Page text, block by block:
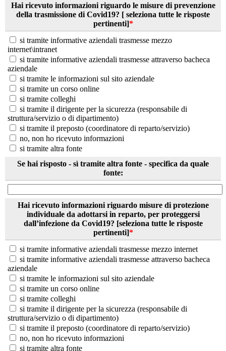
Hai ricevuto informazioni riguardo le misure di prevenzione
della trasmissione di Covid19? [ seleziona tutte le risposte
pertinenti]*
si tramite informative aziendali trasmesse mezzo
internet\intranet
si tramite informative aziendali trasmesse attraverso bacheca
aziendale
si tramite le informazioni sul sito aziendale
si tramite un corso online
si tramite colleghi
si tramite il dirigente per la sicurezza (responsabile di
struttura/servizio o di dipartimento)
si tramite il preposto (coordinatore di reparto/servizio)
no, non ho ricevuto informazioni
si tramite altra fonte
Se hai risposto - sì tramite altra fonte - specifica da quale
fonte:
Hai ricevuto informazioni riguardo misure di protezione
individuale da adottarsi in reparto, per proteggersi
dall’infezione da Covid19? [seleziona tutte le risposte
pertinenti]*
si tramite informative aziendali trasmesse mezzo internet
si tramite informative aziendali trasmesse attraverso bacheca
aziendale
si tramite le informazioni sul sito aziendale
si tramite un corso online
si tramite colleghi
si tramite il dirigente per la sicurezza (responsabile di
struttura/servizio o di dipartimento)
si tramite il preposto (coordinatore di reparto/servizio)
no, non ho ricevuto informazioni
si tramite altra fonte